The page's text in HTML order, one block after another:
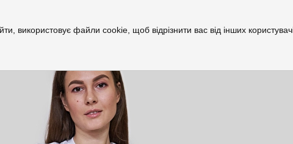
використовує файли cookie, щоб відрізнити вас від інших
Блакитний